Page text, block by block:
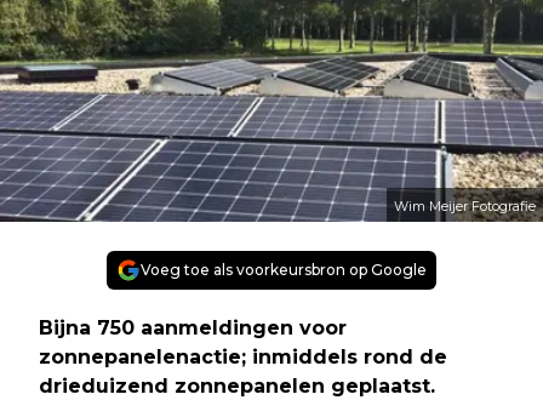
Wim Meijer Fotografie
Voeg toe als voorkeursbron op Google
Bijna 750 aanmeldingen voor
zonnepanelenactie; inmiddels rond de
drieduizend zonnepanelen geplaatst.